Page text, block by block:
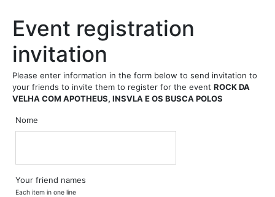
Event registration
invitation
Please enter information in the form below to send invitation to
your friends to invite them to register for the event ROCK DA
VELHA COM APOTHEUS, INSVLA E OS BUSCA POLOS
Nome
Your friend names
Each item in one line